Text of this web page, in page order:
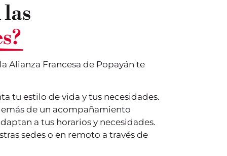
Alianza Francesa de Popayán te
tu estilo de vida y tus necesidades.
de un acompañamiento
a tus horarios y necesidades.
sedes o en remoto a través de